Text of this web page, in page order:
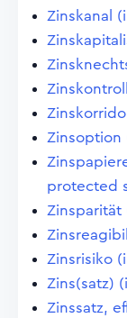
Zinskanal
Zinsoption
protected
Zinsrisiko
Zins(satz)
Zinssatz,